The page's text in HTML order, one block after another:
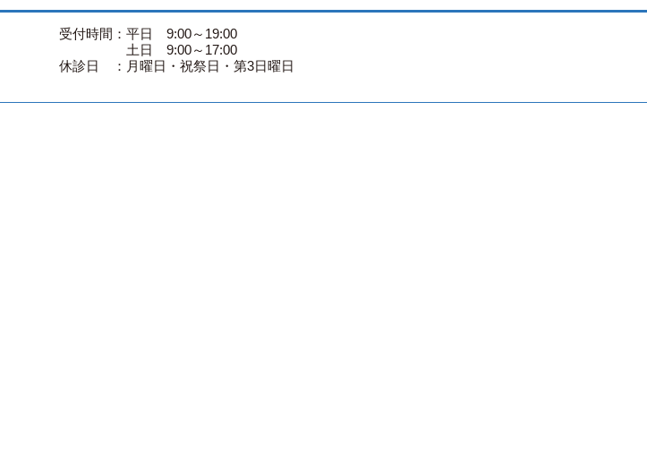
受付時間：平日 9:00～19:00
土日 9:00～17:00
休診日 ：月曜日・祝祭日・第3日曜日